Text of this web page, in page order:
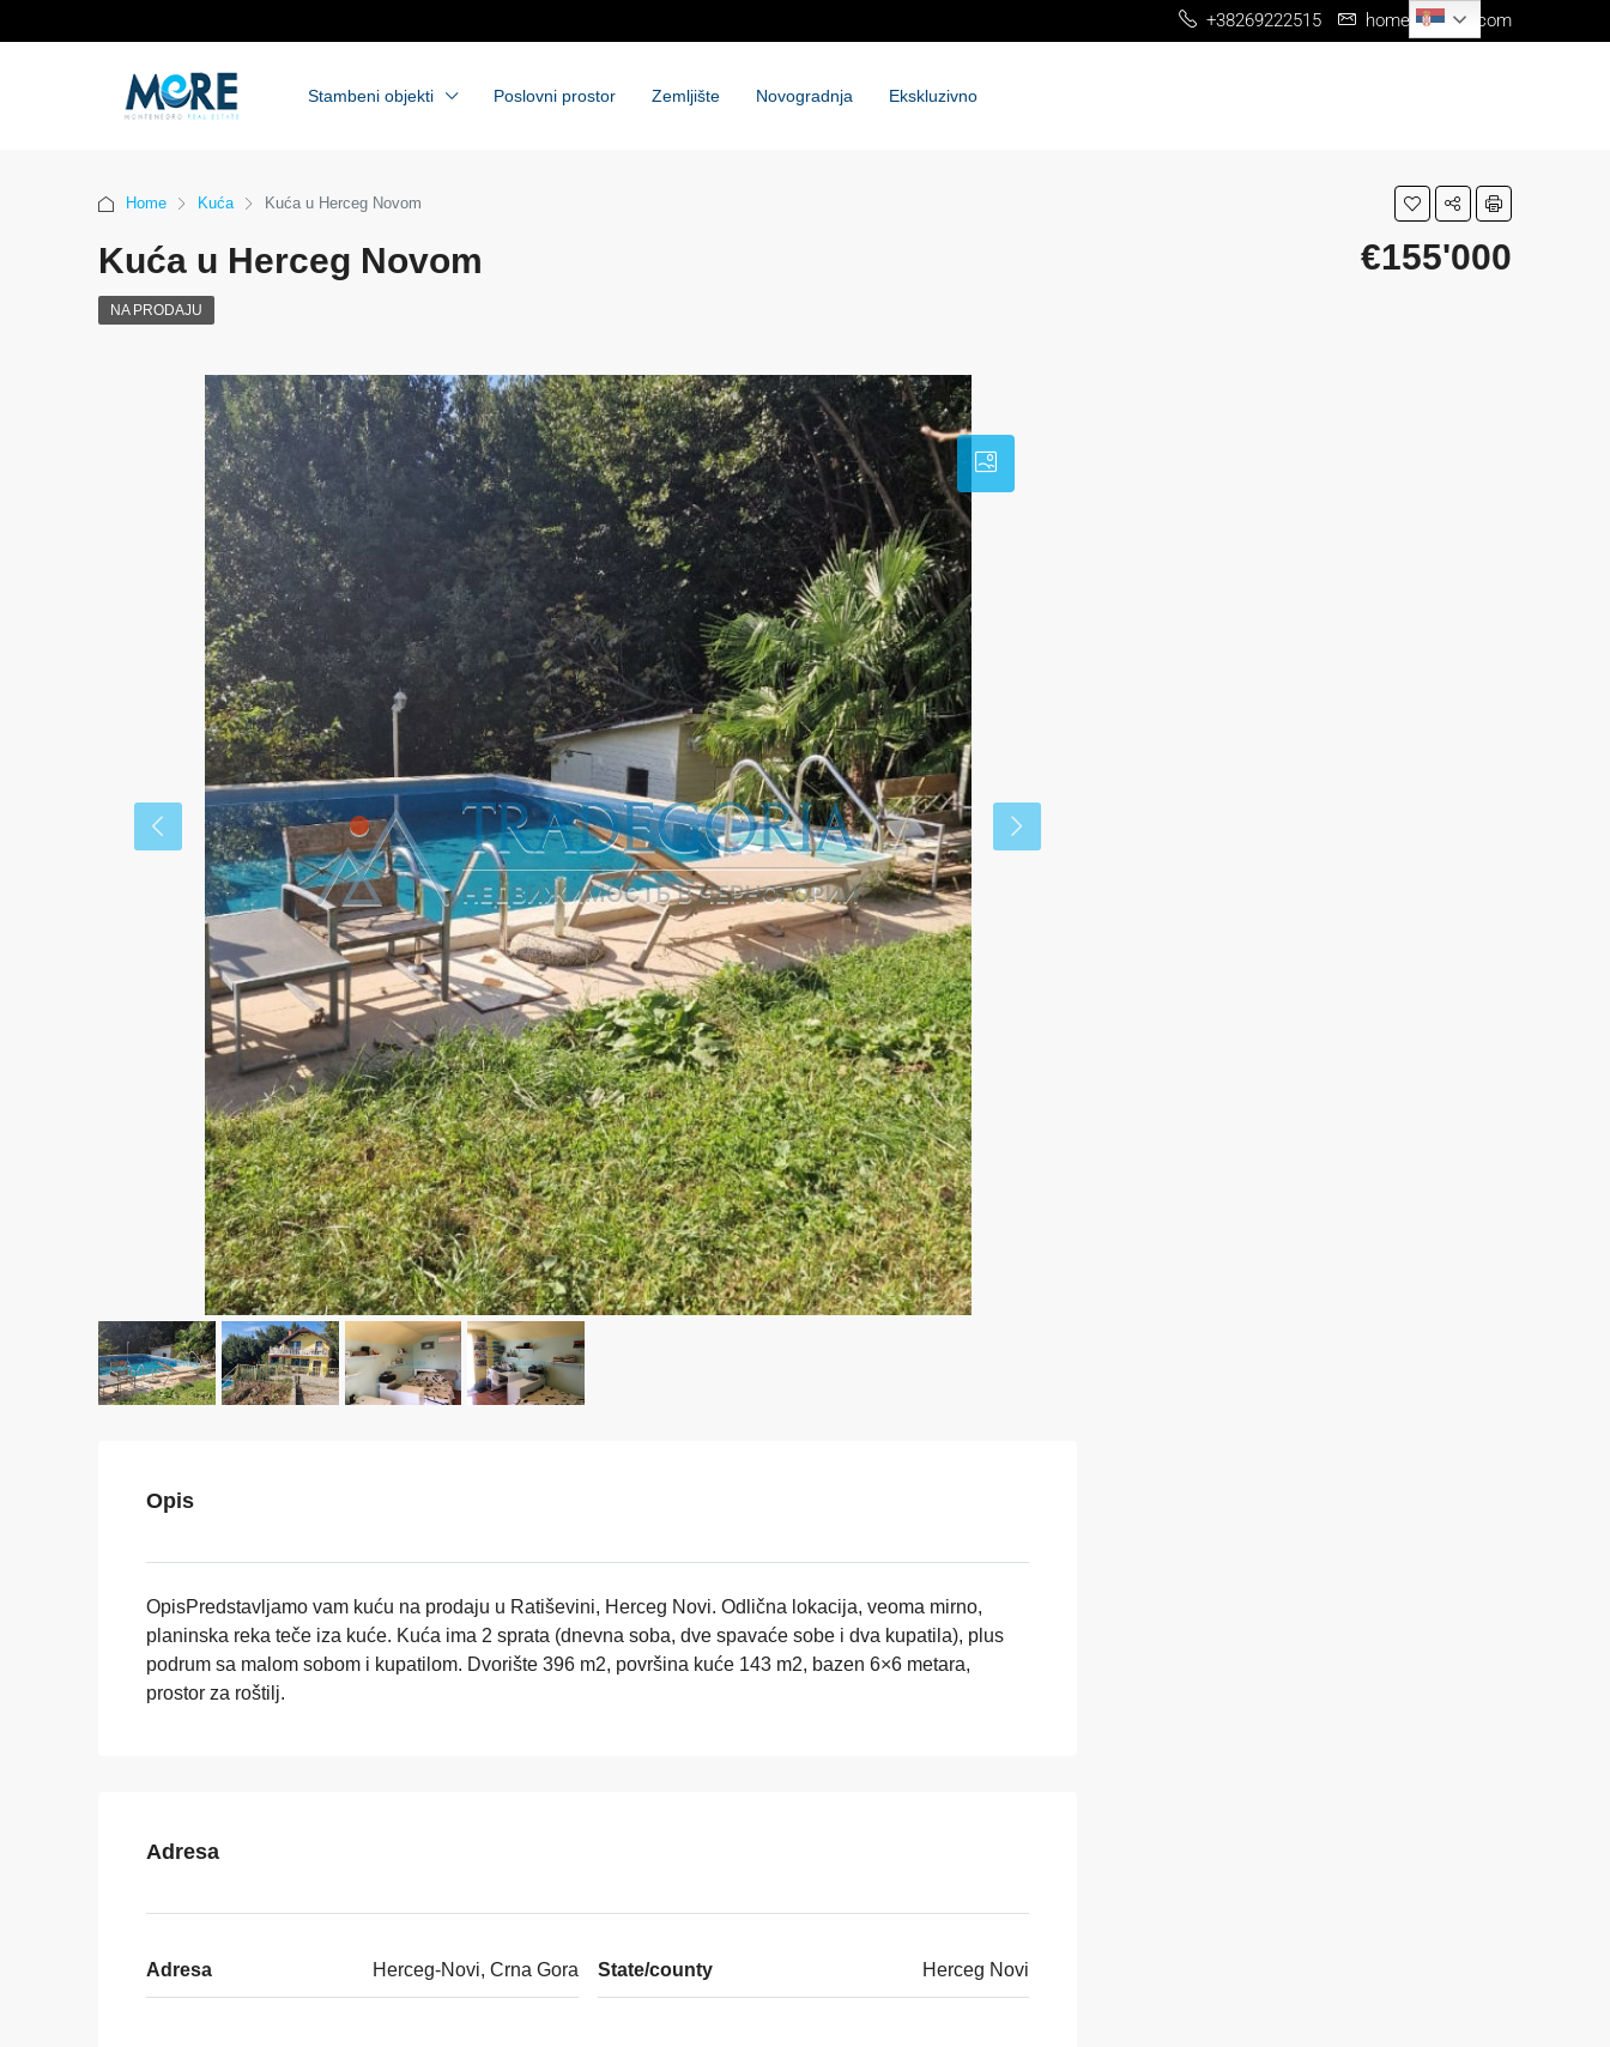
+38269222515 home@me-re.com
Stambeni objekti Poslovni prostor Zemljište Novogradnja Ekskluzivno
Home Kuća Kuća u Herceg Novom
Kuća u Herceg Novom €155'000
NA PRODAJU
Opis
OpisPredstavljamo vam kuću na prodaju u Ratiševini, Herceg Novi. Odlična lokacija, veoma mirno,
planinska reka teče iza kuće. Kuća ima 2 sprata (dnevna soba, dve spavaće sobe i dva kupatila), plus
podrum sa malom sobom i kupatilom. Dvorište 396 m2, površina kuće 143 m2, bazen 6×6 metara,
prostor za roštilj.
Adresa
Adresa Herceg-Novi, Crna Gora State/county Herceg Novi
Serbian